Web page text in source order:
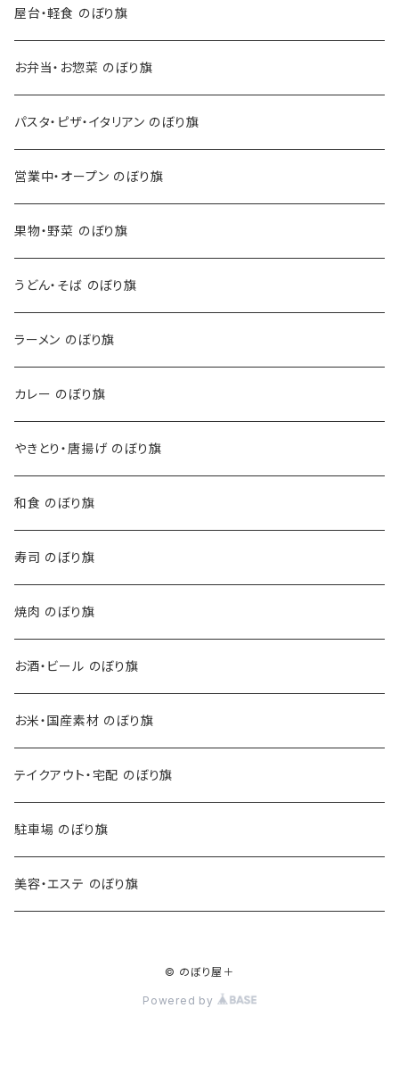
屋台・軽食 のぼり旗
お弁当・お惣菜 のぼり旗
パスタ・ピザ・イタリアン のぼり旗
営業中・オープン のぼり旗
果物・野菜 のぼり旗
うどん・そば のぼり旗
ラーメン のぼり旗
カレー のぼり旗
やきとり・唐揚げ のぼり旗
和食 のぼり旗
寿司 のぼり旗
焼肉 のぼり旗
お酒・ビール のぼり旗
お米・国産素材 のぼり旗
テイクアウト・宅配 のぼり旗
駐車場 のぼり旗
美容・エステ のぼり旗
© のぼり屋＋
Powered by